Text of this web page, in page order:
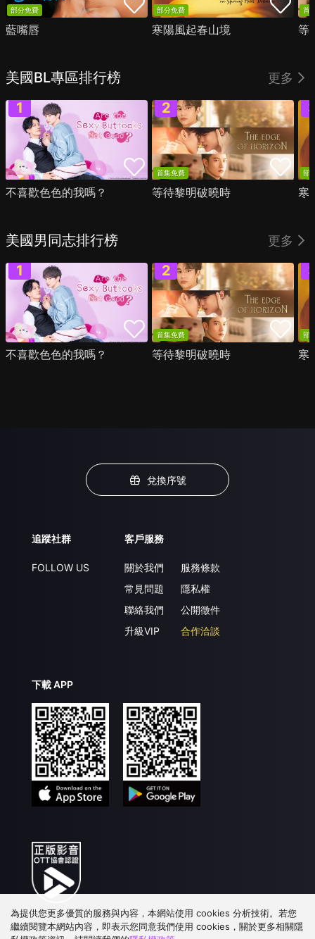
部分免費
藍嘴唇
部分免費
寒陽風起春山境
首
等
美國BL專區排行榜 更多
不喜歡色色的我嗎？
首集免費
等待黎明破曉時
部
寒
美國男同志排行榜 更多
不喜歡色色的我嗎？
首集免費
等待黎明破曉時
部
寒
兌換序號
追蹤社群
FOLLOW US
客戶服務
關於我們
常見問題
聯絡我們
升級VIP
服務條款
隱私權
公開徵件
合作洽談
下載 APP
為提供您更多優質的服務與內容，本網站使用 cookies 分析技術。若您
繼續閱覽本網站內容，即表示您同意我們使用 cookies，關於更多相關隱